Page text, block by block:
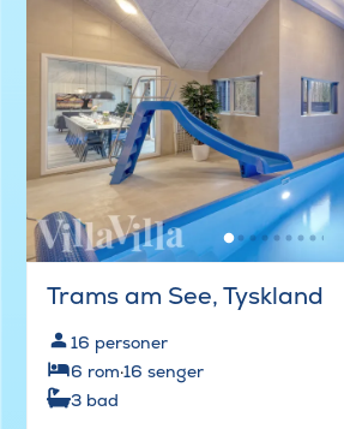
Trams am See, Tyskland
16 personer
6 rom·16 senger
3 bad